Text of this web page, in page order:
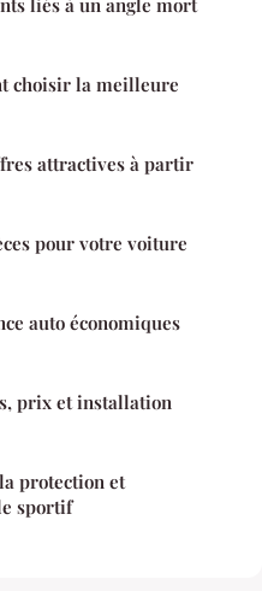
liés à un angle mort
choisir la meilleure
attractives à partir
pour votre voiture
auto économiques
prix et installation
protection et
sportif